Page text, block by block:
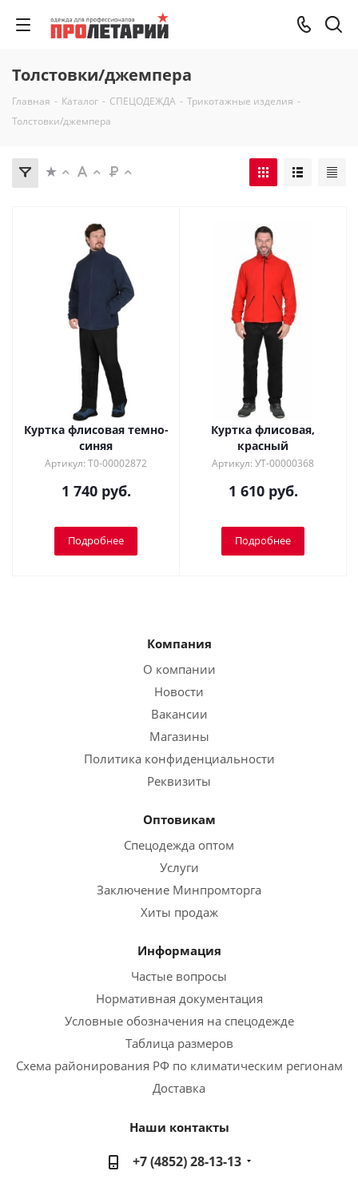
Толстовки/джемпера
Главная - Каталог - СПЕЦОДЕЖДА - Трикотажные изделия -
Толстовки/джемпера
Куртка флисовая темно-
синяя
Артикул: Т0-00002872
1 740 руб.
Подробнее
Куртка флисовая,
красный
Артикул: УТ-00000368
1 610 руб.
Подробнее
Компания
О компании
Новости
Вакансии
Магазины
Политика конфиденциальности
Реквизиты
Оптовикам
Спецодежда оптом
Услуги
Заключение Минпромторга
Хиты продаж
Информация
Частые вопросы
Нормативная документация
Условные обозначения на спецодежде
Таблица размеров
Схема районирования РФ по климатическим регионам
Доставка
Наши контакты
+7 (4852) 28-13-13